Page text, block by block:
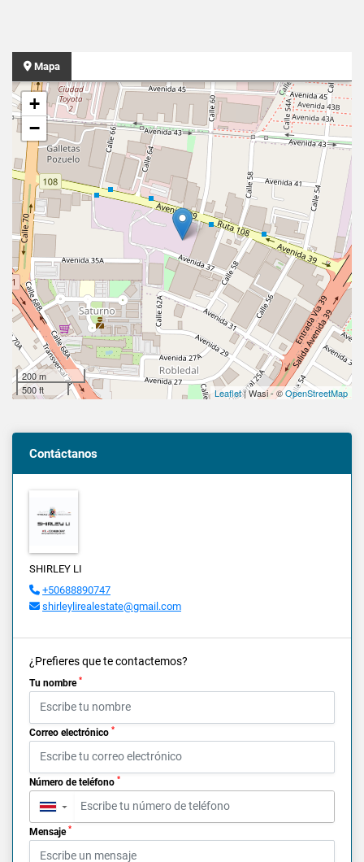
Mapa
+
−
200 m
500 ft
Leaflet| Wasi - ©OpenStreetMap
Contáctanos
SHIRLEY LI
+50688890747
shirleylirealestate@gmail.com
¿Prefieres que te contactemos?
Tu nombre *
Correo electrónico *
Número de teléfono *
▼
Mensaje *